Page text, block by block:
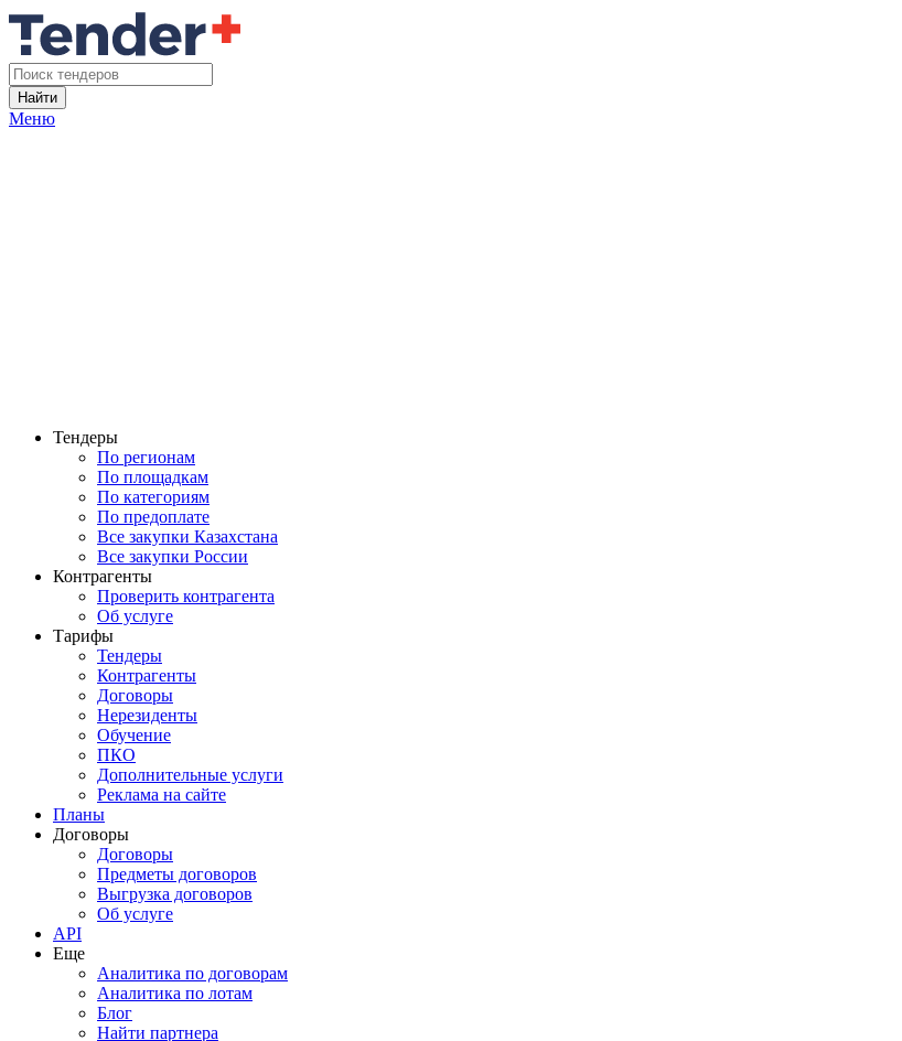
Найти
Меню
Тендеры
По регионам
По площадкам
По категориям
По предоплате
Все закупки Казахстана
Все закупки России
Контрагенты
Проверить контрагента
Об услуге
Тарифы
Тендеры
Контрагенты
Договоры
Нерезиденты
Обучение
ПКО
Дополнительные услуги
Реклама на сайте
Планы
Договоры
Договоры
Предметы договоров
Выгрузка договоров
Об услуге
API
Еще
Аналитика по договорам
Аналитика по лотам
Блог
Найти партнера